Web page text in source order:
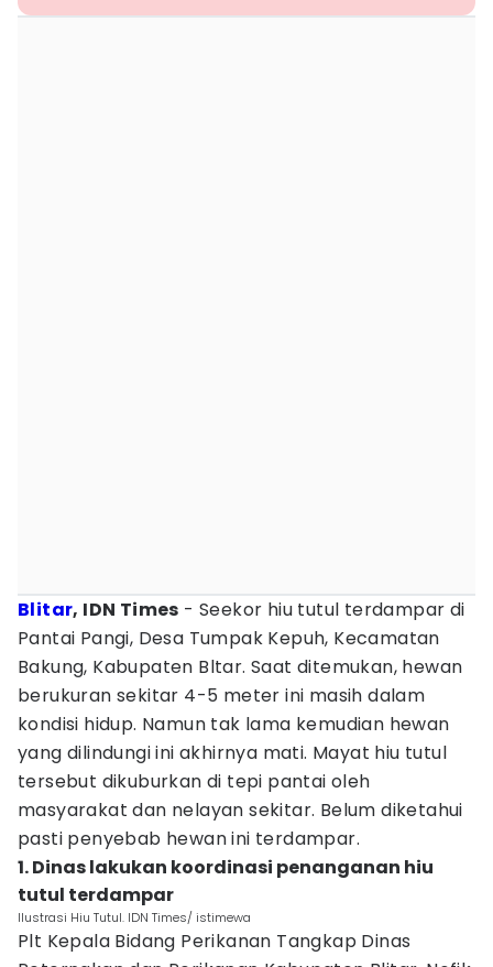
Blitar, IDN Times - Seekor hiu tutul terdampar di
Pantai Pangi, Desa Tumpak Kepuh, Kecamatan
Bakung, Kabupaten Bltar. Saat ditemukan, hewan
berukuran sekitar 4-5 meter ini masih dalam
kondisi hidup. Namun tak lama kemudian hewan
yang dilindungi ini akhirnya mati. Mayat hiu tutul
tersebut dikuburkan di tepi pantai oleh
masyarakat dan nelayan sekitar. Belum diketahui
pasti penyebab hewan ini terdampar.
1. Dinas lakukan koordinasi penanganan hiu
tutul terdampar
Ilustrasi Hiu Tutul. IDN Times/ istimewa
Plt Kepala Bidang Perikanan Tangkap Dinas